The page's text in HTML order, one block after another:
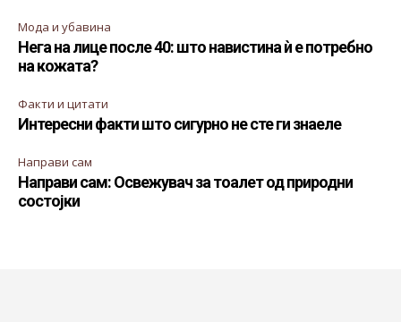
Мода и убавина
Нега на лице после 40: што навистина ѝ е потребно
на кожата?
Факти и цитати
Интересни факти што сигурно не сте ги знаеле
Направи сам
Направи сам: Освежувач за тоалет од природни
состојки